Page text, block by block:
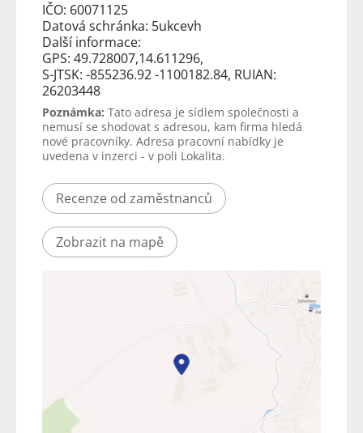
IČO: 60071125
Datová schránka: 5ukcevh
Další informace:
GPS: 49.728007,14.611296,
S-JTSK: -855236.92 -1100182.84, RUIAN:
26203448
Poznámka: Tato adresa je sídlem společnosti a
nemusí se shodovat s adresou, kam firma hledá
nové pracovníky. Adresa pracovní nabídky je
uvedena v inzerci - v poli Lokalita.
Recenze od zaměstnanců
Zobrazit na mapě